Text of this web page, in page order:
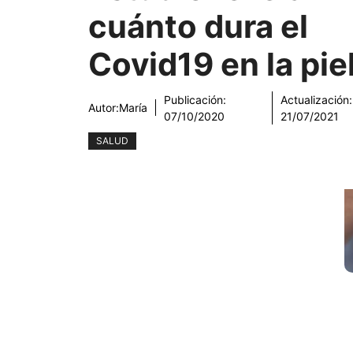
cuánto dura el
Covid19 en la
Autor:María
Publicación:
07/10/2020
Actualización:
21/07/2021
SALUD